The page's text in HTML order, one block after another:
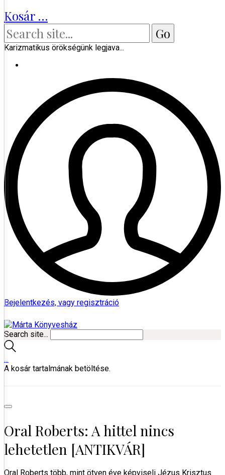
Kosár …
Karizmatikus örökségünk legjava...
Bejelentkezés, vagy regisztráció
Search site...
…
A kosár tartalmának betöltése.
Oral Roberts: A hittel nincs
lehetetlen [ANTIKVÁR]
Oral Roberts több, mint ötven éve képviseli Jézus Krisztus